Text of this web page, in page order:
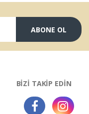
ABONE OL
BİZİ TAKİP EDİN